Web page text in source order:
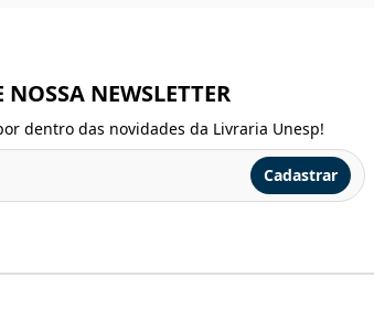
NOSSA NEWSLETTER
dentro das novidades da Livraria Unesp!
Cadastrar